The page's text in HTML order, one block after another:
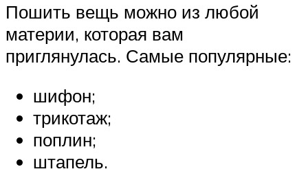
Пошить вещь можно из любой
материи, которая вам
приглянулась. Самые популярные:
шифон;
трикотаж;
поплин;
штапель.